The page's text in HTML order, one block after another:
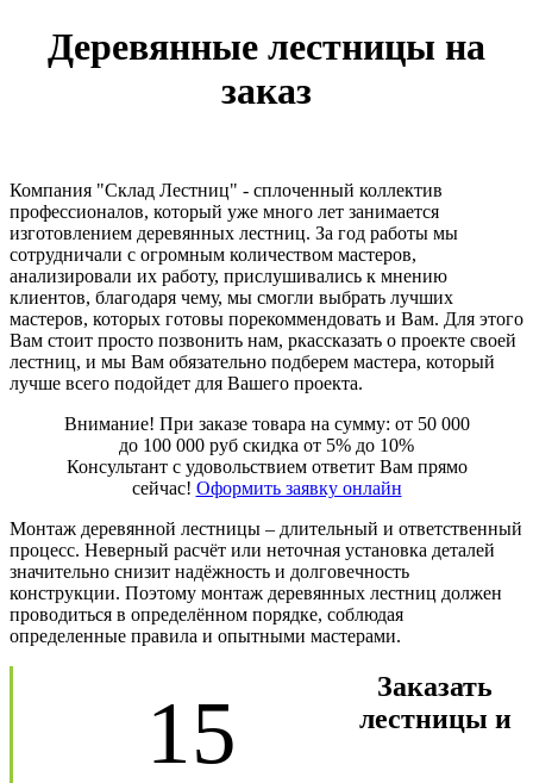
Деревянные лестницы на
заказ
Компания "Склад Лестниц" - сплоченный коллектив
профессионалов, который уже много лет занимается
изготовлением деревянных лестниц. За год работы мы
сотрудничали с огромным количеством мастеров,
анализировали их работу, прислушивались к мнению
клиентов, благодаря чему, мы смогли выбрать лучших
мастеров, которых готовы порекоммендовать и Вам. Для этого
Вам стоит просто позвонить нам, ркассказать о проекте своей
лестниц, и мы Вам обязательно подберем мастера, который
лучше всего подойдет для Вашего проекта.
Внимание! При заказе товара на сумму: от 50 000
до 100 000 руб скидка от 5% до 10%
Консультант c удовольствием ответит Вам прямо
сейчас! Оформить заявку онлайн
Монтаж деревянной лестницы – длительный и ответственный
процесс. Неверный расчёт или неточная установка деталей
значительно снизит надёжность и долговечность
конструкции. Поэтому монтаж деревянных лестниц должен
проводиться в определённом порядке, соблюдая
определенные правила и опытными мастерами.
15
Заказать
лестницы и